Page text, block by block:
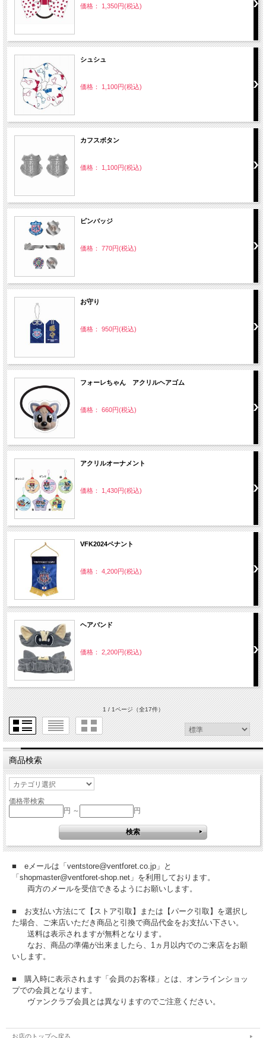
価格： 1,350円(税込)
シュシュ
価格： 1,100円(税込)
カフスボタン
価格： 1,100円(税込)
ピンバッジ
価格： 770円(税込)
お守り
価格： 950円(税込)
フォーレちゃん アクリルヘアゴム
価格： 660円(税込)
アクリルオーナメント
価格： 1,430円(税込)
VFK2024ペナント
価格： 4,200円(税込)
ヘアバンド
価格： 2,200円(税込)
1 / 1ページ（全17件）
商品検索
価格帯検索
円 ～
円
■ eメールは「ventstore@ventforet.co.jp」と
「shopmaster@ventforet-shop.net」を利用しております。
両方のメールを受信できるようにお願いします。
■ お支払い方法にて【ストア引取】または【パーク引取】を選択し
た場合、ご来店いただき商品と引換で商品代金をお支払い下さい。
送料は表示されますが無料となります。
なお、商品の準備が出来ましたら、1ヵ月以内でのご来店をお願
いします。
■ 購入時に表示されます「会員のお客様」とは、オンラインショッ
プでの会員となります。
ヴァンクラブ会員とは異なりますのでご注意ください。
お店のトップへ戻る